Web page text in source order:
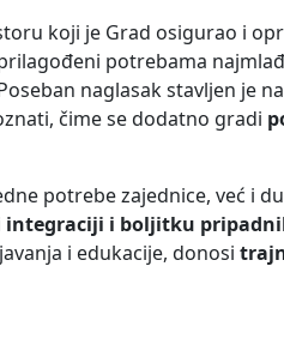
koji je Grad osigurao i
potrebama
naglasak stavljen je
čime se dodatno gradi
potrebe zajednice, već i
integraciji i boljitku
i edukacije, donosi